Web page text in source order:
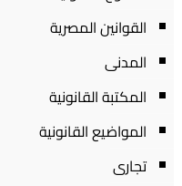
القوانين المصرية
المدنى
المكتبة القانونية
المواضيع القانونية
تجارى